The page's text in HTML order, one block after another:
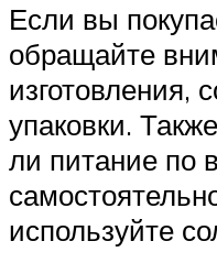
Если вы
обращайте
изготовления,
упаковки.
ли питание по
используйте